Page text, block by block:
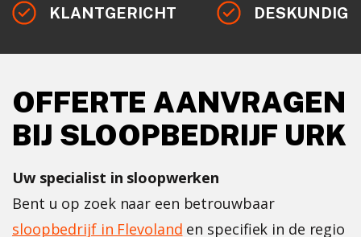
KLANTGERICHT DESKUNDIG
OFFERTE AANVRAGEN
BIJ SLOOPBEDRIJF URK
Uw specialist in sloopwerken
Bent u op zoek naar een betrouwbaar
sloopbedrijf in Flevoland en specifiek in de regio